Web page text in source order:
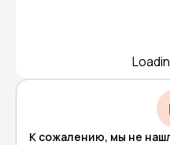
К сожалению, мы не